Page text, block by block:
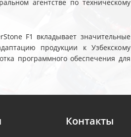
агентстве по техническому
F1 вкладывает значительные
продукции к Узбекскому
программного обеспечения для
Контакты